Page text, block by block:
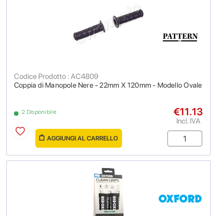
Coppia di Manopole Nere - 22mm X 120mm - Modello Ovale
Codice Prodotto : AC4809
2 Disponibile €11.13
Incl. IVA
AGGIUNGI AL CARRELLO